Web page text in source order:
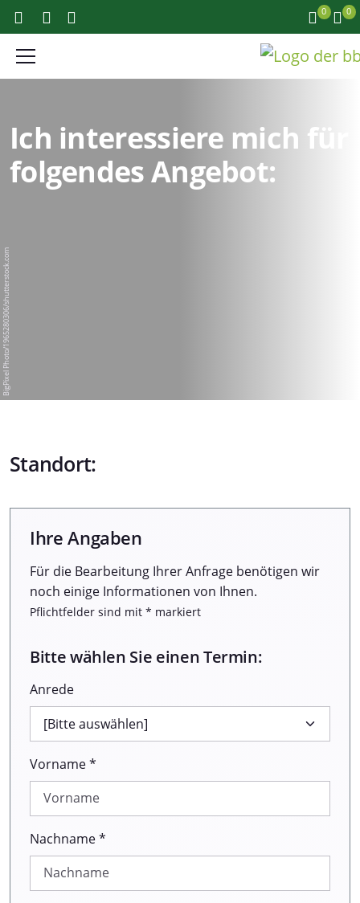
0 0
Ich interessiere mich für
folgendes Angebot:
BigPixel Photo/1965280306/shutterstock.com
Standort:
Ihre Angaben
Für die Bearbeitung Ihrer Anfrage benötigen wir
noch einige Informationen von Ihnen.
Pflichtfelder sind mit * markiert
Bitte wählen Sie einen Termin:
Anrede
Vorname *
Nachname *